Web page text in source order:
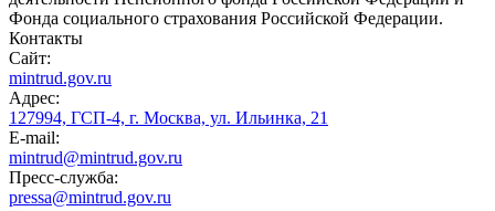
Фонда социального страхования Российской Федерации.
Контакты
Сайт:
mintrud.gov.ru
Адрес:
127994, ГСП-4, г. Москва, ул. Ильинка, 21
E-mail:
mintrud@mintrud.gov.ru
Пресс-служба:
pressa@mintrud.gov.ru